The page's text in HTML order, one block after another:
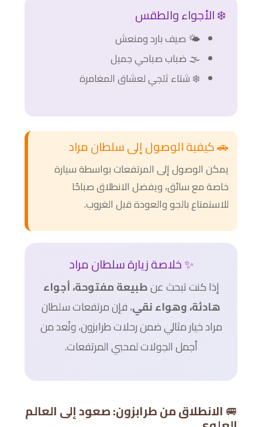
❄️ الأجواء والطقس
🌤️ صيف بارد ومنعش
🌫️ ضباب صباحي جميل
❄️ شتاء ثلجي لعشاق المغامرة
🚗 كيفية الوصول إلى سلطان مراد
يمكن الوصول إلى المرتفعات بواسطة سيارة
خاصة مع سائق، ويفضل الانطلاق صباحًا
للاستمتاع بالجو والعودة قبل الغروب.
✨ خلاصة زيارة سلطان مراد
إذا كنت تبحث عنطبيعة مفتوحة، أجواء
هادئة، وهواء نقي، فإن مرتفعات سلطان
مراد خيار مثالي ضمن رحلات طرابزون، وتُعد من
أجمل الجولات لمحبي المرتفعات.
🚐الانطلاق من طرابزون: صعود إلى العالم